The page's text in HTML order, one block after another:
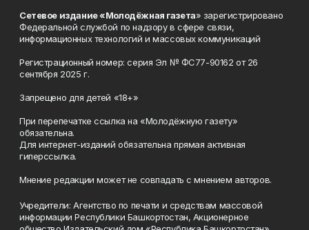
Сетевое издание «Молодёжная газета» зарегистрировано
Федеральной службой по надзору в сфере связи,
информационных технологий и массовых коммуникаций
Регистрационный номер: серия Эл № ФС77-90162 от 26
сентября 2025 г.
Запрещено для детей «18+»
При перепечатке ссылка на «Молодёжную газету»
обязательна.
Для интернет-изданий обязательна прямая активная
гиперссылка.
Мнение редакции может не совпадать с мнением авторов.
Учредители: Агентство по печати и средствам массовой
информации Республики Башкортостан, Акционерное